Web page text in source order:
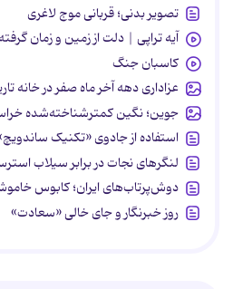
تصویر بدنی؛ قربانی موج لاغری
آیه تراپی | دلت از زمین و زمان
کاسبان جنگ
عزاداری دهه آخر ماه صفر در خانه
جوین؛ نگین کمترشناخته‌شده
استفاده از جادوی «تکنیک
لنگرهای نجات در برابر سیلاب
دوش‌پرتاب‌های ایران؛ کابوس
روز خبرنگار و جای خالی «سعادت»